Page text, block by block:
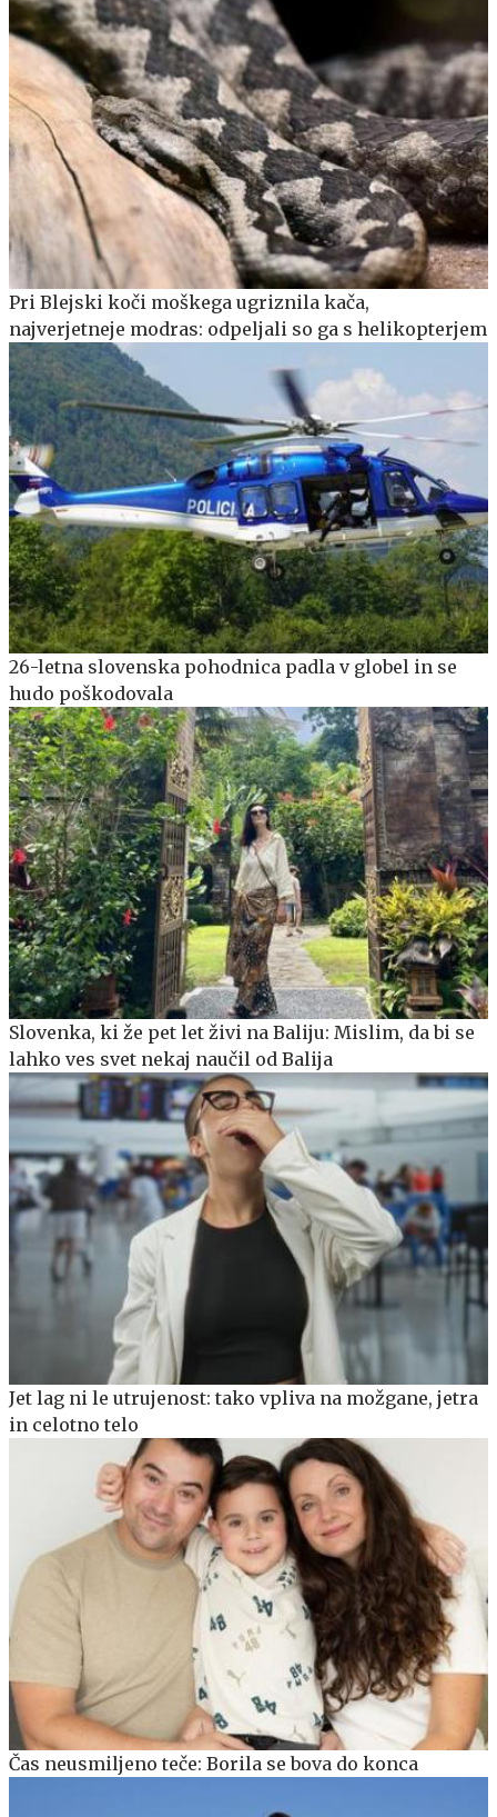
Pri Blejski koči moškega ugriznila kača,
najverjetneje modras: odpeljali so ga s helikopterjem
26-letna slovenska pohodnica padla v globel in se
hudo poškodovala
Slovenka, ki že pet let živi na Baliju: Mislim, da bi se
lahko ves svet nekaj naučil od Balija
Jet lag ni le utrujenost: tako vpliva na možgane, jetra
in celotno telo
Čas neusmiljeno teče: Borila se bova do konca